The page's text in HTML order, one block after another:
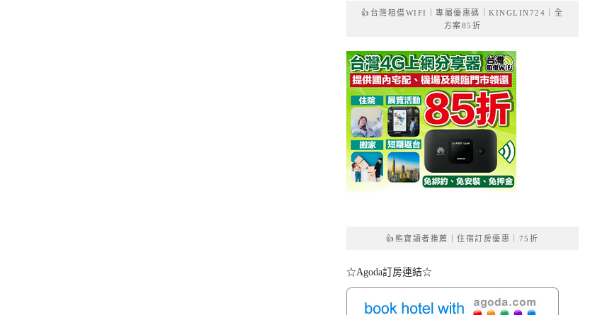
👍台灣租借WIFI｜專屬優惠碼｜KINGLIN724｜全
方案85折
👍熊寶讀者推薦｜住宿訂房優惠｜75折
☆Agoda訂房連結☆